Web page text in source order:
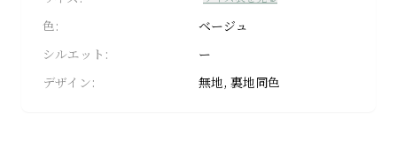
七
五
三
成
色:
ベージュ
シルエット:
ー
デザイン:
無地, 裏地同色